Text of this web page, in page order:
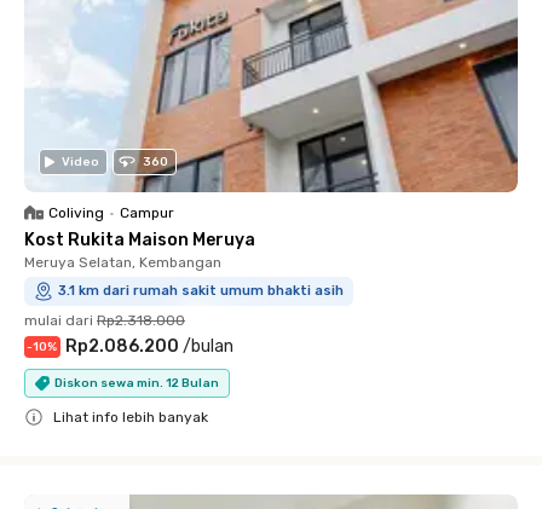
Video 360
Coliving • Campur
Kost Rukita Maison Meruya
Meruya Selatan, Kembangan
3.1 km dari rumah sakit umum bhakti asih
mulai dari Rp2.318.000
-10% Rp2.086.200 /bulan
Diskon sewa min. 12 Bulan
Lihat info lebih banyak